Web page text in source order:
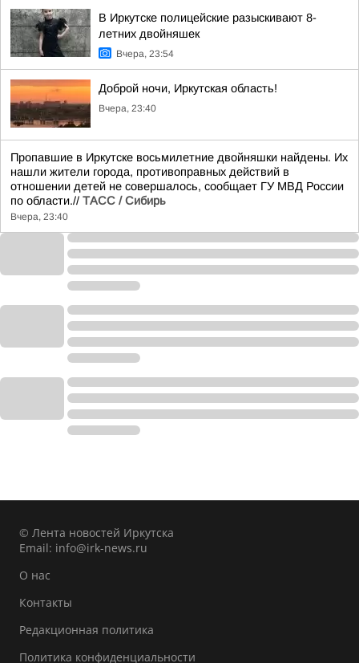
В Иркутске полицейские разыскивают 8-
летних двойняшек
Вчера, 23:54
Доброй ночи, Иркутская область!
Вчера, 23:40
Пропавшие в Иркутске восьмилетние двойняшки найдены. Их
нашли жители города, противоправных действий в
отношении детей не совершалось, сообщает ГУ МВД России
по области.// ТАСС / Сибирь
Вчера, 23:40
© Лента новостей Иркутска
Email: info@irk-news.ru
О нас
Контакты
Редакционная политика
Политика конфиденциальности